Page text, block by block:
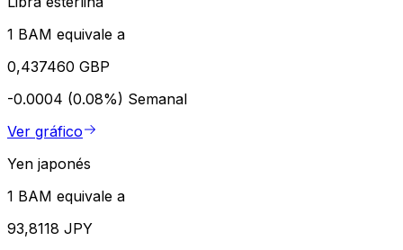
1 BAM equivale a
0,437460 GBP
-0.0004 (0.08%) Semanal
Ver gráfico
Yen japonés
1 BAM equivale a
93,8118 JPY